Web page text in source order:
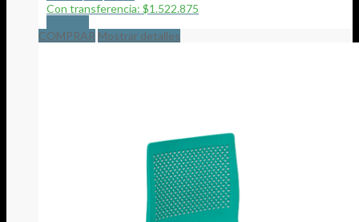
original
era:
$1.692.083.
Con transferencia: $1.522.875
COMPRAR Mostrar detalles